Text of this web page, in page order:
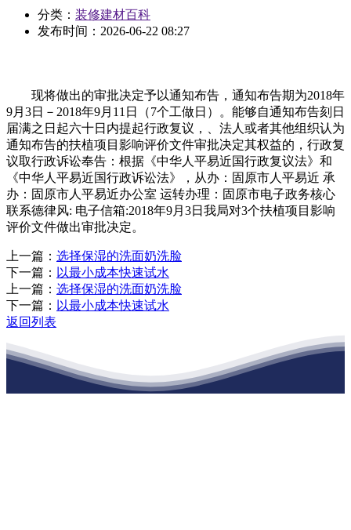
分类： 装修建材百科
发布时间： 2026-06-22 08:27
现将做出的审批决定予以通知布告，通知布告期为2018年
9月3日－2018年9月11日（7个工做日）。能够自通知布告刻日
届满之日起六十日内提起行政复议，、法人或者其他组织认为
通知布告的扶植项目影响评价文件审批决定其权益的，行政复
议取行政诉讼奉告：根据《中华人平易近国行政复议法》和
《中华人平易近国行政诉讼法》，从办：固原市人平易近 承
办：固原市人平易近办公室 运转办理：固原市电子政务核心
联系德律风: 电子信箱:2018年9月3日我局对3个扶植项目影响
评价文件做出审批决定。
上一篇： 选择保湿的洗面奶洗脸
下一篇： 以最小成本快速试水
上一篇： 选择保湿的洗面奶洗脸
下一篇： 以最小成本快速试水
返回列表